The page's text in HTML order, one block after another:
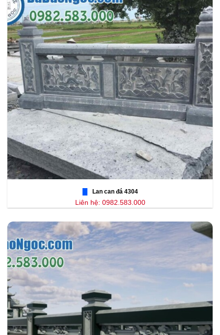
Lan can đá 4304
Liên hệ: 0982.583.000